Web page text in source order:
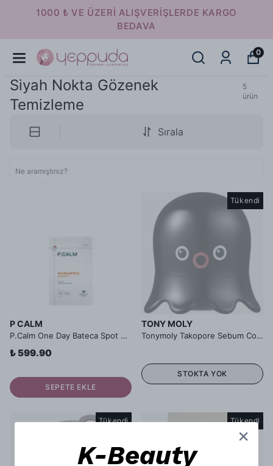
1000 ₺ VE ÜZERI ALIŞVERIŞLERDE KARGO
BEDAVA
0
Siyah Nokta Gözenek
Temizleme
5
ürün
Sırala
P CALM
P.Calm One Day Bateca Spot Patch - Akne ve Sivilce Bandı
₺ 599.90
SEPETE EKLE
Tükendi
TONY MOLY
Tonymoly Takopore Sebum Control Gel Cream -Sebum Kontrol Jel Kremi
STOKTA YOK
Tükendi Tükendi
K-Beauty